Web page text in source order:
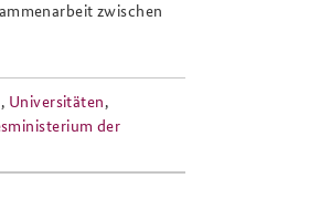
an der BAKS
zwischen
, Universitäten,
der